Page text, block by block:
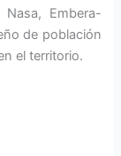
Embera-
de población
el territorio.